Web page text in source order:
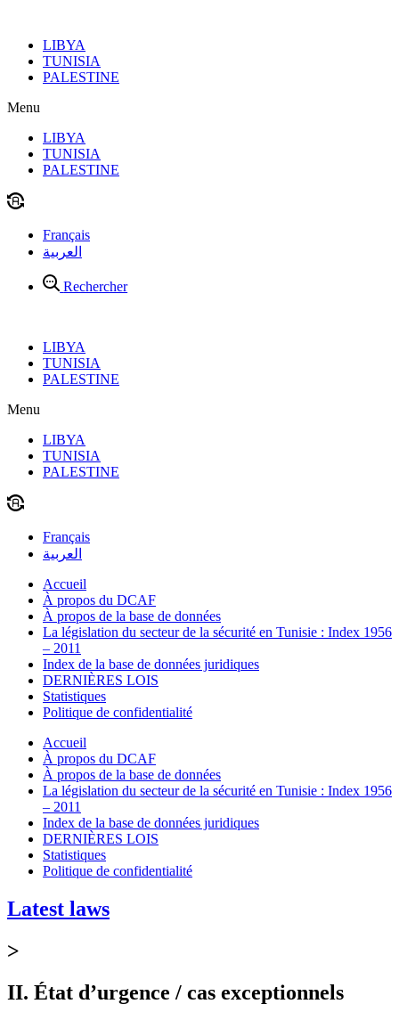
contenuLIBYA
TUNISIA
PALESTINE
Menu
LIBYA
TUNISIA
PALESTINE
Français
العربية
Rechercher
LIBYA
TUNISIA
PALESTINE
Menu
LIBYA
TUNISIA
PALESTINE
Français
العربية
Accueil
À propos du DCAF
À propos de la base de données
La législation du secteur de la sécurité en Tunisie : Index 1956
– 2011
Index de la base de données juridiques
DERNIÈRES LOIS
Statistiques
Politique de confidentialité
Accueil
À propos du DCAF
À propos de la base de données
La législation du secteur de la sécurité en Tunisie : Index 1956
– 2011
Index de la base de données juridiques
DERNIÈRES LOIS
Statistiques
Politique de confidentialité
Latest laws
>
II. État d’urgence / cas exceptionnels